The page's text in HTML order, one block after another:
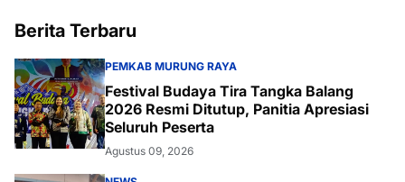
Berita Terbaru
PEMKAB MURUNG RAYA
Festival Budaya Tira Tangka Balang
2026 Resmi Ditutup, Panitia Apresiasi
Seluruh Peserta
Agustus 09, 2026